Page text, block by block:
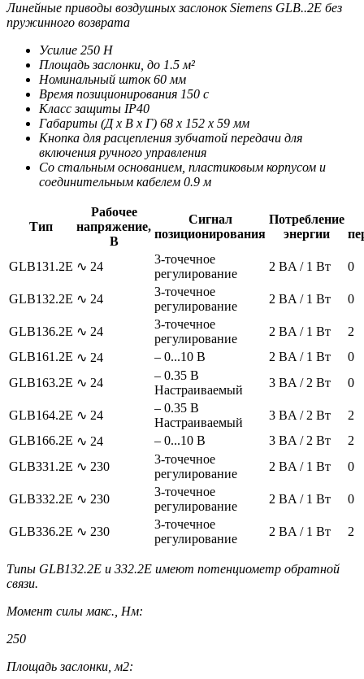
Линейные приводы воздушных заслонок Siemens GLB..2E без
пружинного возврата
Усилие 250 Н
Площадь заслонки, до 1.5 м²
Номинальный шток 60 мм
Время позиционирования 150 с
Класс защиты IP40
Габариты (Д x В x Г) 68 x 152 x 59 мм
Кнопка для расцепления зубчатой передачи для
включения ручного управления
Со стальным основанием, пластиковым корпусом и
соединительным кабелем 0.9 м
Тип
Рабочее
напряжение,
В
Сигнал
позиционирования
Потребление
энергии
GLB131.2E ∿ 24
3-точечное
регулирование
2 BA / 1 Вт 0
GLB132.2E ∿ 24
3-точечное
регулирование
2 BA / 1 Вт 0
GLB136.2E ∿ 24
3-точечное
регулирование
2 BA / 1 Вт
2
GLB161.2E ∿ 24 – 0...10 В 2 BA / 1 Вт
0
GLB163.2E ∿ 24
– 0.35 В
Настраиваемый
3 BA / 2 Вт 0
GLB164.2E ∿ 24
– 0.35 В
Настраиваемый
3 BA / 2 Вт
2
GLB166.2E ∿ 24 – 0...10 В 3 BA / 2 Вт
2
GLB331.2E ∿ 230
3-точечное
регулирование
2 BA / 1 Вт 0
GLB332.2E ∿ 230
3-точечное
регулирование
2 BA / 1 Вт 0
GLB336.2E ∿ 230
3-точечное
регулирование
2 BA / 1 Вт 2
Типы GLB132.2E и 332.2E имеют потенциометр обратной
связи.
Момент силы макс., Нм:
250
Площадь заслонки, м2: